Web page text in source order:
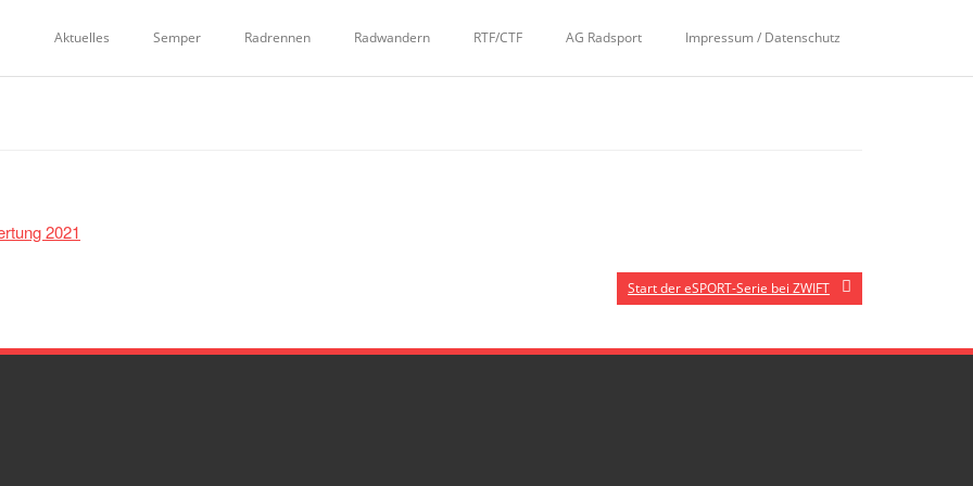
Aktuelles Semper Radrennen Radwandern RTF/CTF AG Radsport Impressum / Datenschutz
2021
Start der eSPORT-Serie bei ZWIFT